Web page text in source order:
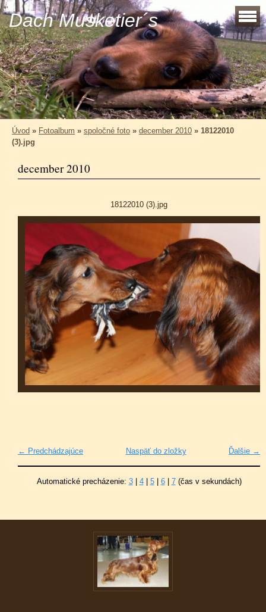
Dach Musketier´s
Úvod » Fotoalbum » spoločné foto » december 2010 » 18122010
(3).jpg
december 2010
18122010 (3).jpg
← Predchádzajúce Ďalšie →
Naspäť do zložky
Automatické precházenie: 3| 4| 5| 6| 7(čas v sekundách)